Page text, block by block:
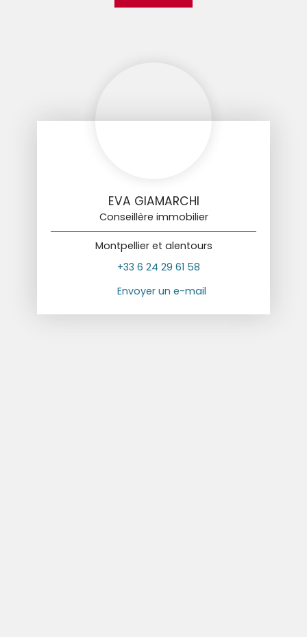
EVA GIAMARCHI
Conseillère immobilier
Montpellier et alentours
+33 6 24 29 61 58
Envoyer un e-mail